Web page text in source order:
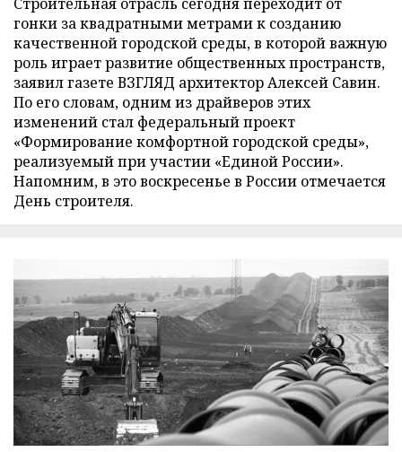
Строительная отрасль сегодня переходит от
гонки за квадратными метрами к созданию
качественной городской среды, в которой важную
роль играет развитие общественных пространств,
заявил газете ВЗГЛЯД архитектор Алексей Савин.
По его словам, одним из драйверов этих
изменений стал федеральный проект
«Формирование комфортной городской среды»,
реализуемый при участии «Единой России».
Напомним, в это воскресенье в России отмечается
День строителя.